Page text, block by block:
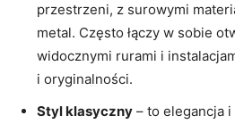
przestrzeni, z surowymi
metal. Często łączy w sobie
widocznymi rurami i
i oryginalności.
Styl klasyczny – to elegancja i